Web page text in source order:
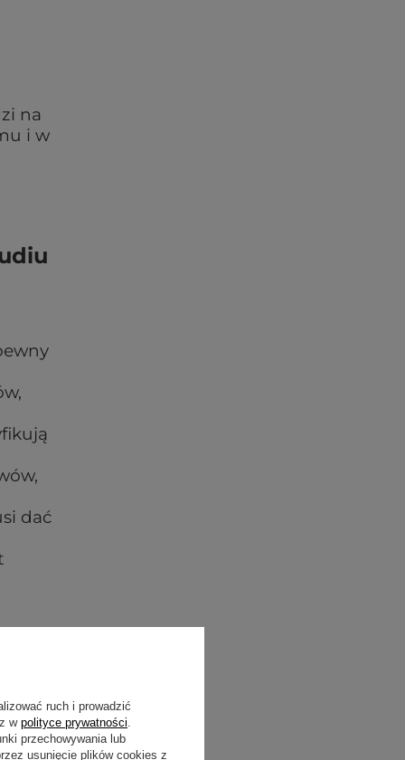
na
i w
dać
ruch i prowadzić
w polityce prywatności.
przechowywania lub
usunięcie plików cookies z